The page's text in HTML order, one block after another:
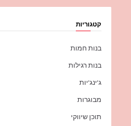
קטגוריות
בנות חמות
בנות רגילות
ג'ינג'יות
מבוגרות
תוכן שיווקי